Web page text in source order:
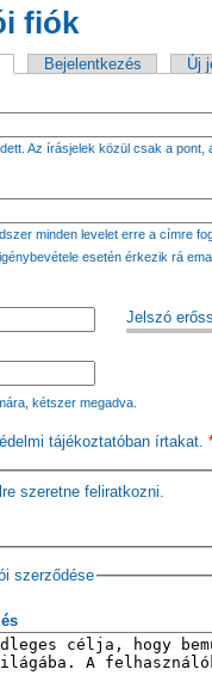
fiók
fül)
Bejelentkezés Új
Az írásjelek közül csak a pont,
minden levelet erre a címre
esetén érkezik rá
Jelszó
kétszer megadva.
tájékoztatóban írtakat.
szeretne feliratkozni.
szerződése